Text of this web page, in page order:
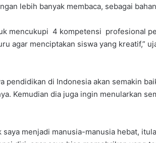
lebih banyak membaca, sebagai
mencukupi 4 kompetensi profesional
agar menciptakan siswa yang kreatif,”
pendidikan di Indonesia akan semakin
Kemudian dia juga ingin menularkan
menjadi manusia-manusia hebat,